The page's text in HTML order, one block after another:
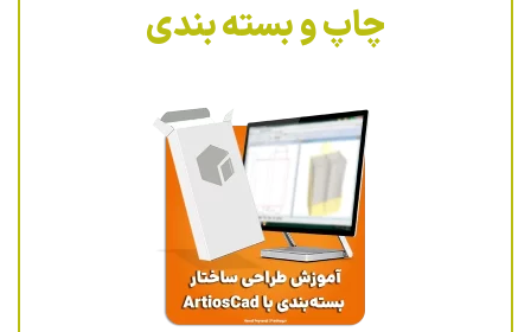
چاپ و بسته بندی